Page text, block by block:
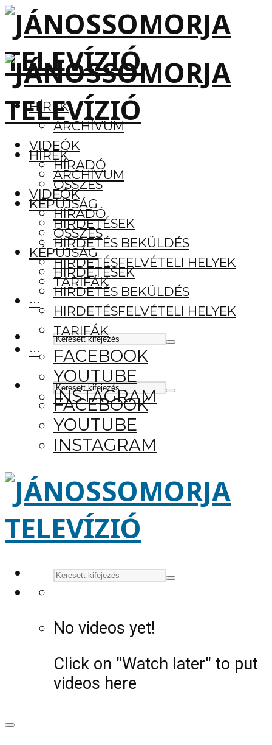
HÍREK
ARCHÍVUM
VIDEÓK
HÍRADÓ
ÖSSZES
KÉPÚJSÁG
HIRDETÉSEK
HIRDETÉS BEKÜLDÉS
HIRDETÉSFELVÉTELI HELYEK
TARIFÁK
···
FACEBOOK
YOUTUBE
INSTAGRAM
HÍREK
ARCHÍVUM
VIDEÓK
HÍRADÓ
ÖSSZES
KÉPÚJSÁG
HIRDETÉSEK
HIRDETÉS BEKÜLDÉS
HIRDETÉSFELVÉTELI HELYEK
TARIFÁK
···
FACEBOOK
YOUTUBE
INSTAGRAM
No videos yet!
Click on "Watch later" to put
videos here